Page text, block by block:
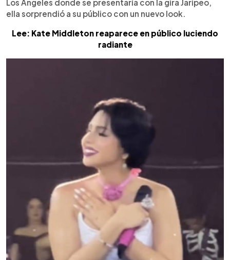
Los Ángeles donde se presentaría con la gira Jaripeo,
ella sorprendió a su público con un nuevo look.
Lee: Kate Middleton reaparece en público luciendo
radiante